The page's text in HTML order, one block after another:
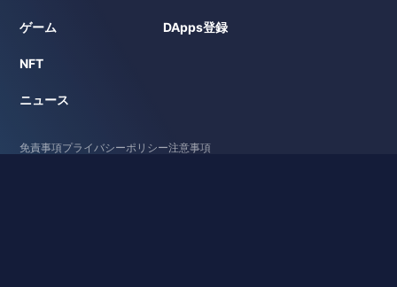
ゲーム
NFT
ニュース
DApps登録
免責事項プライバシーポリシー注意事項